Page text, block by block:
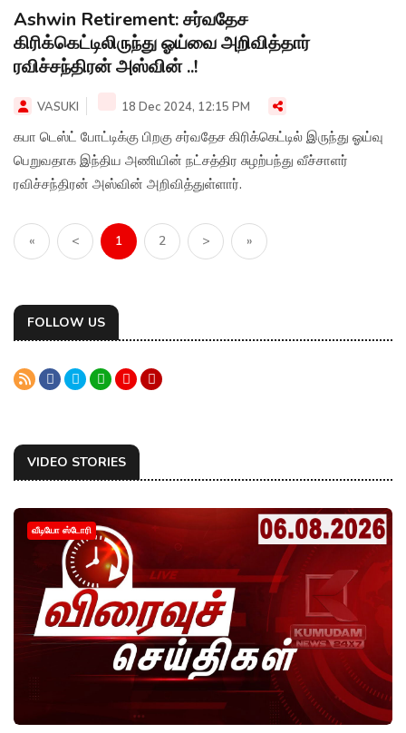
Ashwin Retirement: சர்வதேச
கிரிக்கெட்டிலிருந்து ஓய்வை அறிவித்தார்
ரவிச்சந்திரன் அஸ்வின் ..!
VASUKI 18 Dec 2024, 12:15 PM
கபா டெஸ்ட் போட்டிக்கு பிறகு சர்வதேச கிரிக்கெட்டில் இருந்து ஓய்வு
பெறுவதாக இந்திய அணியின் நட்சத்திர சுழற்பந்து வீச்சாளர்
ரவிச்சந்திரன் அஸ்வின் அறிவித்துள்ளார்.
« < 1 2 > »
FOLLOW US
VIDEO STORIES
வீடியோ ஸ்டோரி